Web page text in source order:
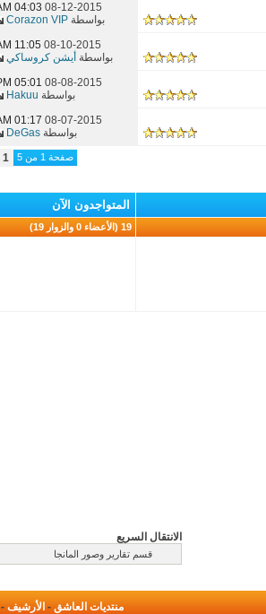
08-12-2015
04:03 AM
بواسطة Corazon VIP
08-10-2015
11:05 AM
بواسطة أيشن كروساكي
08-08-2015
05:01 PM
بواسطة Hakuu
08-07-2015
01:17 AM
بواسطة DeGas
صفحة 1 من 5 1
المتواجدون الآن
19 (الأعضاء 0 والزوار 19)
الانتقال السريع
منتديات العاشق - الأرشيف -